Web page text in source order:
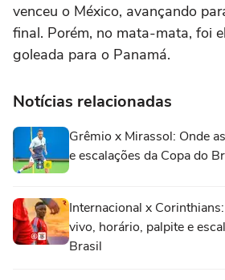
venceu o México, avançando
final. Porém, no mata-mata, foi
goleada para o Panamá.
Notícias relacionadas
Grêmio x Mirassol: Onde
e escalações da Copa do
Internacional x
vivo, horário, palpite e
Brasil